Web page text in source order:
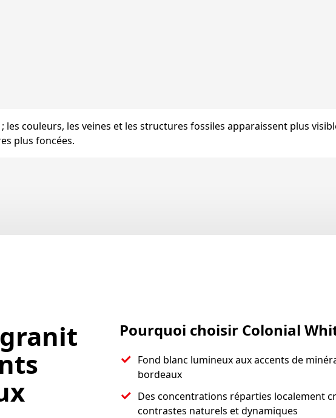
les couleurs, les veines et les structures fossiles apparaissent plus
plus foncées.
Pourquoi choisir Colonial
Fond blanc lumineux aux accents de
bordeaux
Des concentrations réparties localement
contrastes naturels et dynamiques